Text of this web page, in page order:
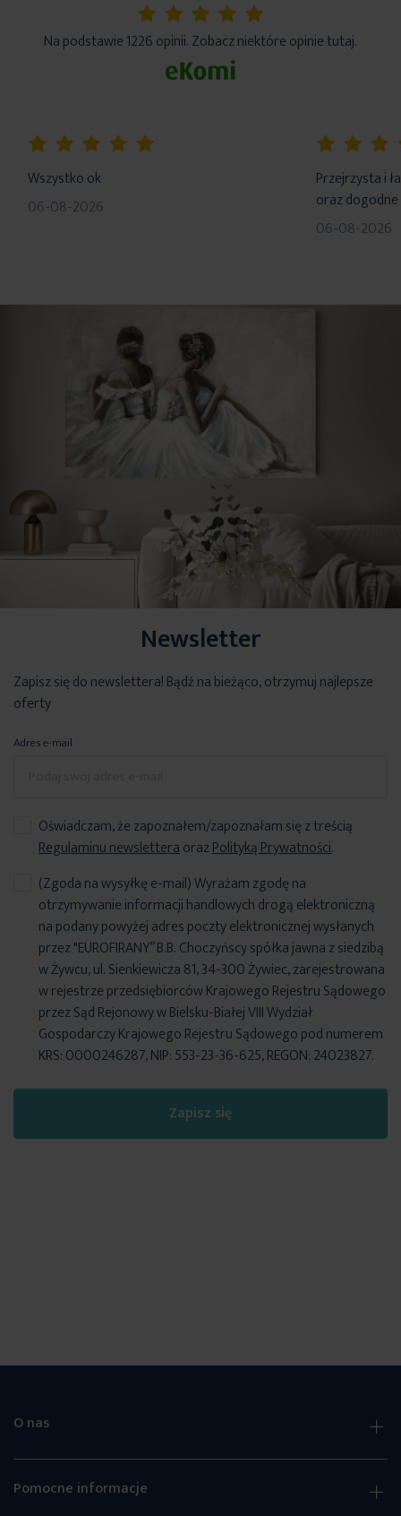
5%
Na podstawie 1226 opinii. Zobacz niektóre opinie tutaj.
Wszystko ok
06-08-2026
Przejrzysta i
oraz
06-08-2026
Newsletter
Zapisz się do newslettera! Bądź na bieżąco, otrzymuj najlepsze
oferty
Adres e-mail
Oświadczam, że zapoznałem/zapoznałam się z treścią
Regulaminu newsletteraorazPolityką Prywatności.
Zapisz się
(Zgoda na wysyłkę e-mail) Wyrażam zgodę na
otrzymywanie informacji handlowych drogą elektroniczną
na podany powyżej adres poczty elektronicznej wysłanych
przez "EUROFIRANY” B.B. Choczyńscy spółka jawna z siedzibą
w Żywcu, ul. Sienkiewicza 81, 34-300 Żywiec, zarejestrowana
w rejestrze przedsiębiorców Krajowego Rejestru Sądowego
przez Sąd Rejonowy w Bielsku-Białej VIII Wydział
Gospodarczy Krajowego Rejestru Sądowego pod numerem
KRS: 0000246287, NIP: 553-23-36-625, REGON: 24023827.
O nas
Pomocne informacje